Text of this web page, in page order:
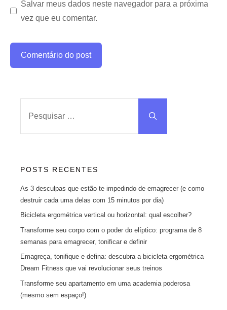
Salvar meus dados neste navegador para a próxima
vez que eu comentar.
por:
POSTS RECENTES
As 3 desculpas que estão te impedindo de emagrecer (e como
destruir cada uma delas com 15 minutos por dia)
Bicicleta ergométrica vertical ou horizontal: qual escolher?
Transforme seu corpo com o poder do elíptico: programa de 8
semanas para emagrecer, tonificar e definir
Emagreça, tonifique e defina: descubra a bicicleta ergométrica
Dream Fitness que vai revolucionar seus treinos
Transforme seu apartamento em uma academia poderosa
(mesmo sem espaço!)